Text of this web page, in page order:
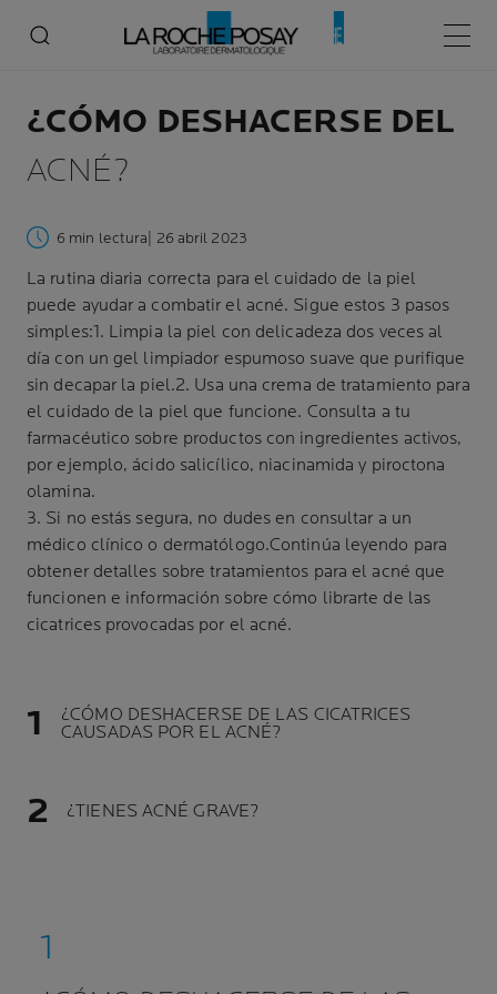
Menú
¿CÓMO DESHACERSE DEL
ACNÉ?
6 min lectura | 26 abril 2023
La rutina diaria correcta para el cuidado de la piel
puede ayudar a combatir el acné. Sigue estos 3 pasos
simples:1. Limpia la piel con delicadeza dos veces al
día con un gel limpiador espumoso suave que purifique
sin decapar la piel.2. Usa una crema de tratamiento para
el cuidado de la piel que funcione. Consulta a tu
farmacéutico sobre productos con ingredientes activos,
por ejemplo, ácido salicílico, niacinamida y piroctona
olamina.
3. Si no estás segura, no dudes en consultar a un
médico clínico o dermatólogo.Continúa leyendo para
obtener detalles sobre tratamientos para el acné que
funcionen e información sobre cómo librarte de las
cicatrices provocadas por el acné.
¿CÓMO DESHACERSE DE LAS CICATRICES
CAUSADAS POR EL ACNÉ?
¿TIENES ACNÉ GRAVE?